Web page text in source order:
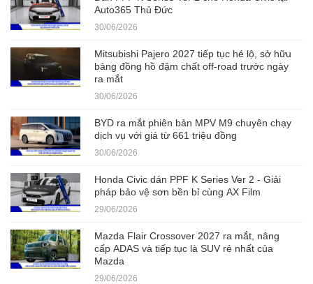
Auto365 Thủ Đức
30/06/2026
Mitsubishi Pajero 2027 tiếp tục hé lộ, sở hữu
bảng đồng hồ đậm chất off-road trước ngày
ra mắt
30/06/2026
BYD ra mắt phiên bản MPV M9 chuyên chạy
dịch vụ với giá từ 661 triệu đồng
30/06/2026
Honda Civic dán PPF K Series Ver 2 - Giải
pháp bảo vệ sơn bền bỉ cùng AX Film
29/06/2026
Mazda Flair Crossover 2027 ra mắt, nâng
cấp ADAS và tiếp tục là SUV rẻ nhất của
Mazda
29/06/2026